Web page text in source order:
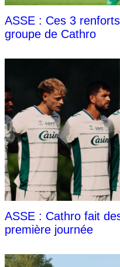
ASSE : Ces 3
groupe de Cathro
ASSE : Cathro fait
première journée